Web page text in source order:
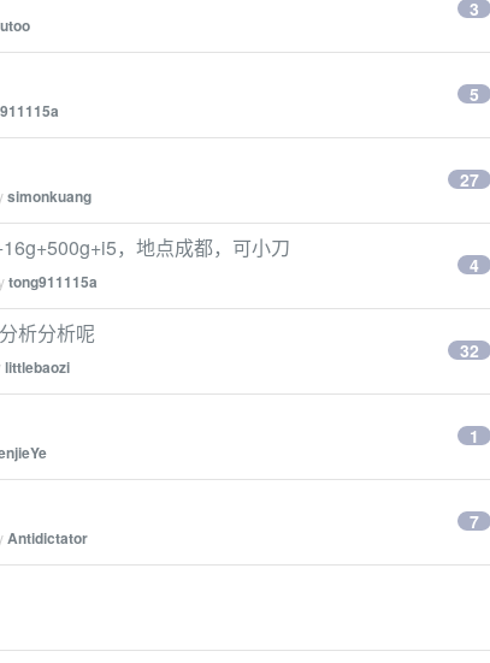
3
5
simonkuang
27
，地点成都，可小刀
tong911115a
4
析分析呢
littlebaozi
32
1
Antidictator
7